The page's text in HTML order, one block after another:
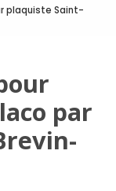
plaquiste Saint-
par